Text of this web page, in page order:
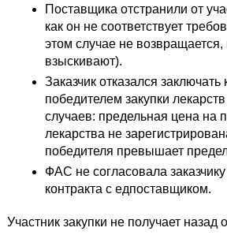
Поставщика отстранили от
как он не соответствует
этом случае не
взыскивают).
Заказчик отказался заключать
победителем закупки
случаев: предельная цена на
лекарства не
победителя превышает
ФАС не согласовала
контракта с едпоставщиком.
Участник закупки не получает назад